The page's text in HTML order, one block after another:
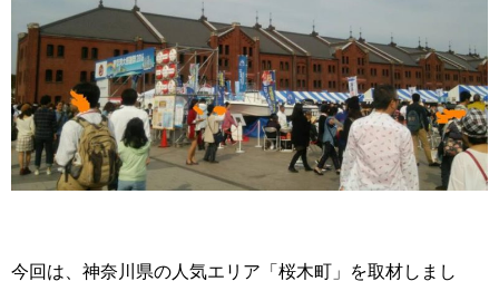
今回は、神奈川県の人気エリア「桜木町」を取材しまし